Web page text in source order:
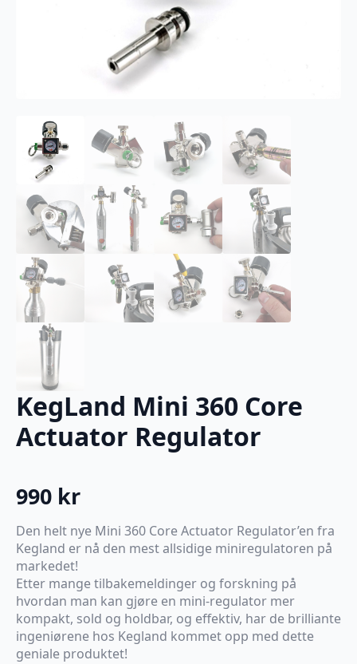
KegLand Mini 360 Core
Actuator Regulator
990 kr
Den helt nye Mini 360 Core Actuator Regulator’en fra
Kegland er nå den mest allsidige miniregulatoren på
markedet!
Etter mange tilbakemeldinger og forskning på
hvordan man kan gjøre en mini-regulator mer
kompakt, sold og holdbar, og effektiv, har de brilliante
ingeniørene hos Kegland kommet opp med dette
geniale produktet!